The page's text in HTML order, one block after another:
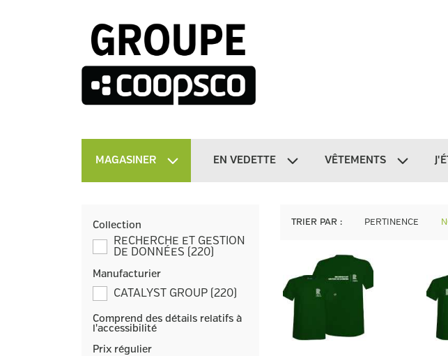
MAGASINER EN VEDETTE VÊTEMENTS
Collection
RECHERCHE ET GESTION
DE DONNÉES 220
Manufacturier
CATALYST GROUP 220
Comprend des détails relatifs à
l'accessibilité
Prix régulier
TRIER PAR : PERTINENCE